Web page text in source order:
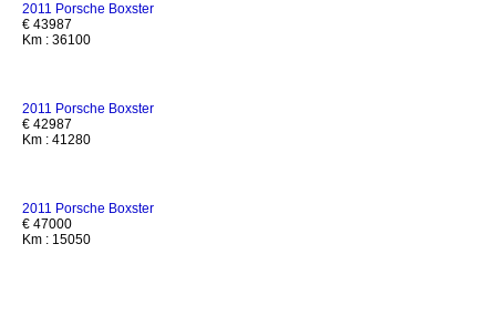
2011 Porsche Boxster
€ 43987
Km : 36100
2011 Porsche Boxster
€ 42987
Km : 41280
2011 Porsche Boxster
€ 47000
Km : 15050